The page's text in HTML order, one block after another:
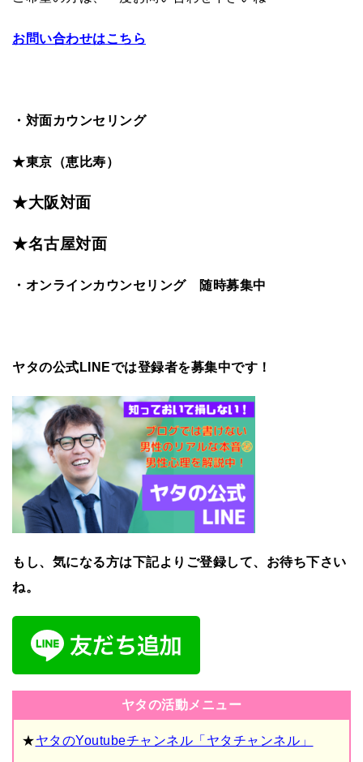
お問い合わせはこちら
・対面カウンセリング
★東京（恵比寿）
★大阪対面
★名古屋対面
・オンラインカウンセリング 随時募集中
ヤタの公式LINEでは登録者を募集中です！
もし、気になる方は下記よりご登録して、お待ち下さい
ね。
ヤタの活動メニュー
★ヤタのYoutubeチャンネル「ヤタチャンネル」